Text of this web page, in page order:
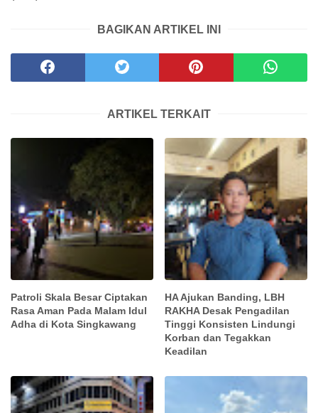
BAGIKAN ARTIKEL INI
ARTIKEL TERKAIT
Patroli Skala Besar Ciptakan
Rasa Aman Pada Malam Idul
Adha di Kota Singkawang
HA Ajukan Banding, LBH
RAKHA Desak Pengadilan
Tinggi Konsisten Lindungi
Korban dan Tegakkan
Keadilan